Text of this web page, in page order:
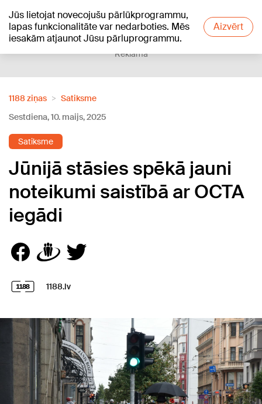
Jūs lietojat novecojušu pārlūkprogrammu,
lapas funkcionalitāte var nedarboties. Mēs
iesakām atjaunot Jūsu pārluprogrammu.
Aizvērt
+19°C
Reklāma
1188 ziņas
Satiksme
Sestdiena, 10. maijs, 2025
Satiksme
Jūnijā stāsies spēkā jauni
noteikumi saistībā ar OCTA
iegādi
1188.lv